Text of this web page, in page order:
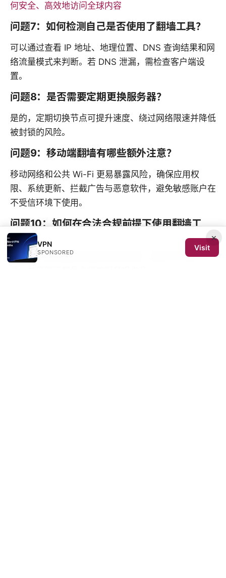
何安全、高效地访问全球内容
问题7：如何检测自己是否使用了翻墙工具？
可以通过查看 IP 地址、地理位置、DNS 查询结果和网
络流量模式来判断。若 DNS 泄漏，需检查客户端设
置。
问题8：是否需要定期更换服务器？
是的，定期切换节点可提升速度、绕过网络限速并降低
被封锁的风险。
问题9：移动端翻墙有哪些额外注意？
移动网络和公共 Wi-Fi 更易暴露风险，确保应用权
限、系统更新、拦截广告与恶意软件，避免敏感账户在
不受信环境下使用。
问题10：如何在合法合规前提下使用翻墙工
具？
始终遵守所在国家/地区的法律法规，避免访问违法资
×
VPN
SPONSORED
Visit